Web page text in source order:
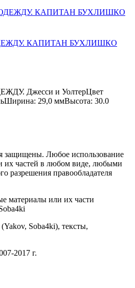
КАПИТАН БУХЛИШКО
Джесси и УолтерЦвет
29,0 ммВысота: 30.0
защищены. Любое использование
их частей в любом виде, любыми
разрешения правообладателя
материалы или их части
Soba4ki), тексты,
2017 г.